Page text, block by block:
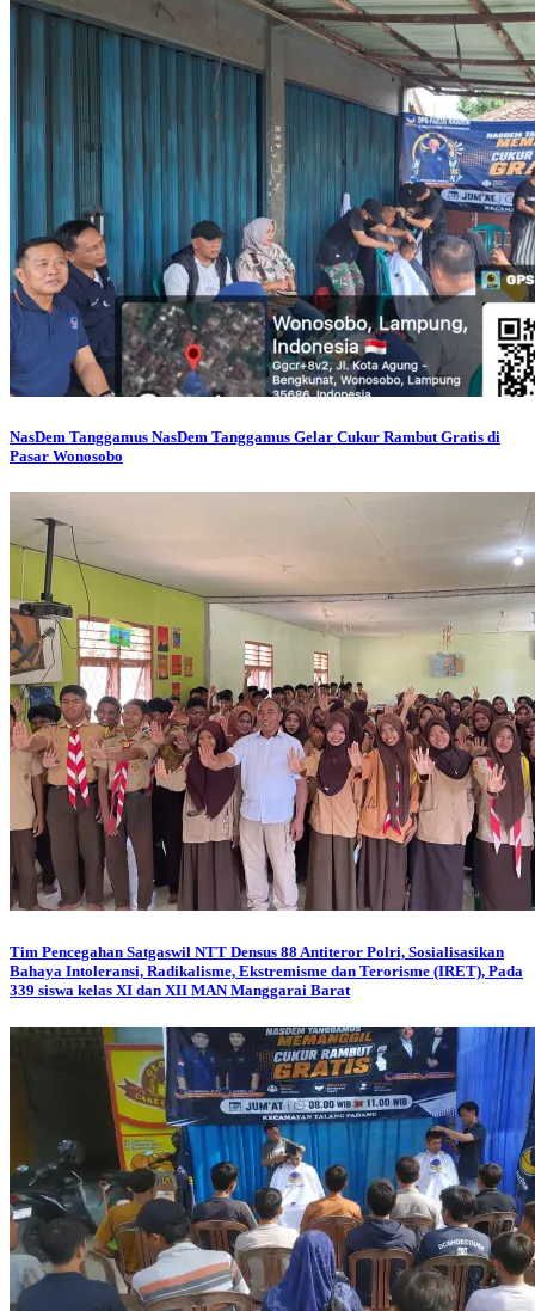
NasDem Tanggamus NasDem Tanggamus Gelar Cukur Rambut Gratis di
Pasar Wonosobo
Tim Pencegahan Satgaswil NTT Densus 88 Antiteror Polri, Sosialisasikan
Bahaya Intoleransi, Radikalisme, Ekstremisme dan Terorisme (IRET), Pada
339 siswa kelas XI dan XII MAN Manggarai Barat